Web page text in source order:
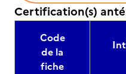
Certification(s)
Code
de la
fiche